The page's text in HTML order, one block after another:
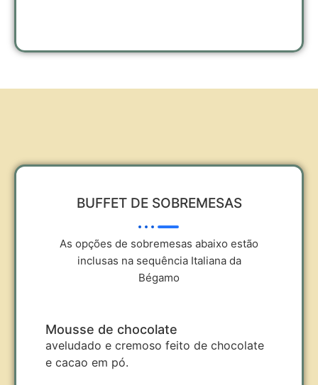
BUFFET DE SOBREMESAS
As opções de sobremesas abaixo estão
inclusas na sequência Italiana da
Bégamo
Mousse de chocolate
aveludado e cremoso feito de chocolate
e cacao em pó.